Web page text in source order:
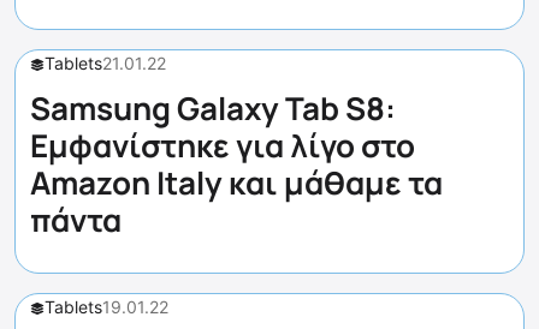
Tablets21.01.22
Samsung Galaxy Tab S8:
Εμφανίστηκε για λίγο στο
Amazon Italy και μάθαμε τα
πάντα
Tablets19.01.22